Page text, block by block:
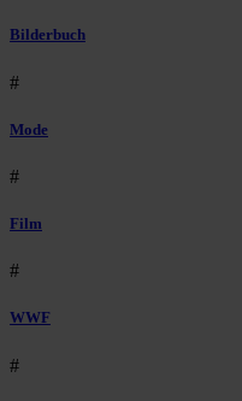
Bilderbuch
#
Mode
#
Film
#
WWF
#